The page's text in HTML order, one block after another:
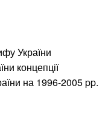
України
концепції
на 1996-2005 pp.